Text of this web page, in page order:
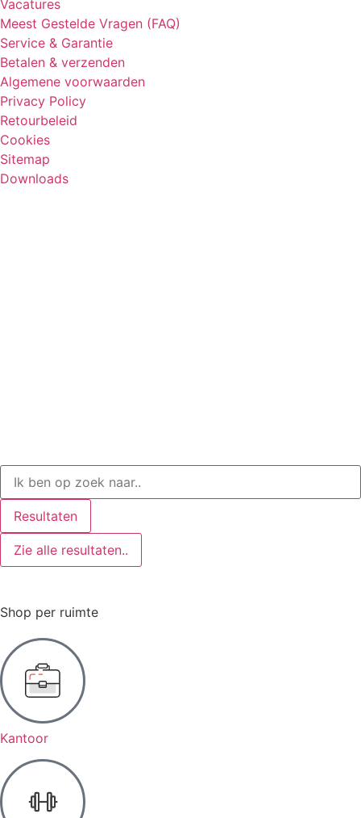
Vacatures
Meest Gestelde Vragen (FAQ)
Service & Garantie
Betalen & verzenden
Algemene voorwaarden
Privacy Policy
Retourbeleid
Cookies
Sitemap
Downloads
Resultaten
Zie alle resultaten..
Shop per ruimte
Kantoor